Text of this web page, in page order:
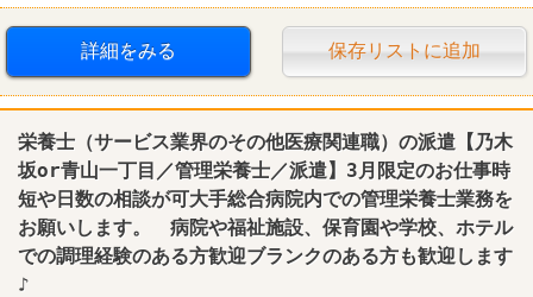
詳細をみる 保存リストに追加
栄養士（サービス業界のその他医療関連職）の派遣【乃木
坂or青山一丁目／管理栄養士／派遣】3月限定のお仕事時
短や日数の相談が可大手総合病院内での管理栄養士業務を
お願いします。 病院や福祉施設、保育園や学校、ホテル
での調理経験のある方歓迎ブランクのある方も歓迎します
♪